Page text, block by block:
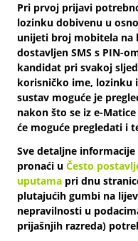
Pri prvoj prijavi
lozinku dobivenu u
unijeti broj mobitela na
dostavljen SMS s PIN-
kandidat pri svakoj
korisničko ime, lozinku
sustav moguće je
nakon što se iz e-
će moguće pregledati i
Sve detaljne
pronaći uČesto
uputama pri dnu
plutajućih gumbi na
nepravilnosti u
prijašnjih razreda)